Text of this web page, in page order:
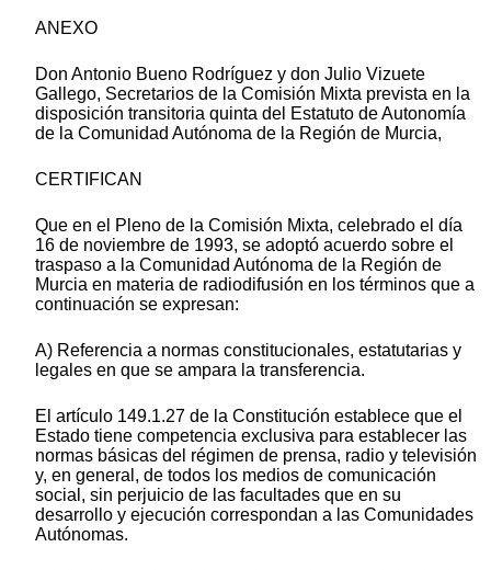
ANEXO
Don Antonio Bueno Rodríguez y don Julio Vizuete
Gallego, Secretarios de la Comisión Mixta prevista en la
disposición transitoria quinta del Estatuto de Autonomía
de la Comunidad Autónoma de la Región de Murcia,
CERTIFICAN
Que en el Pleno de la Comisión Mixta, celebrado el día
16 de noviembre de 1993, se adoptó acuerdo sobre el
traspaso a la Comunidad Autónoma de la Región de
Murcia en materia de radiodifusión en los términos que a
continuación se expresan:
A) Referencia a normas constitucionales, estatutarias y
legales en que se ampara la transferencia.
El artículo 149.1.27 de la Constitución establece que el
Estado tiene competencia exclusiva para establecer las
normas básicas del régimen de prensa, radio y televisión
y, en general, de todos los medios de comunicación
social, sin perjuicio de las facultades que en su
desarrollo y ejecución correspondan a las Comunidades
Autónomas.